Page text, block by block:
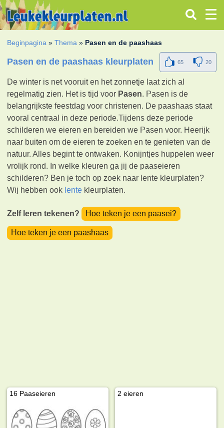
Beginpagina »Thema » Pasen en de paashaas
Pasen en de paashaas kleurplaten 65 20
De winter is net vooruit en het zonnetje laat zich al
regelmatig zien. Het is tijd voor Pasen. Pasen is de
belangrijkste feestdag voor christenen. De paashaas staat
vooral centraal in deze periode.Tijdens deze periode
schilderen we eieren en bereiden we Pasen voor. Heerijk
naar buiten om de eieren te zoeken en te genieten van de
natuur. Alles begint te ontwaken. Konijntjes huppelen weer
vrolijk rond. In welke kleuren ga jij de paaseieren
schilderen? Ben je toch op zoek naar lente kleurplaten?
Wij hebben ook lente kleurplaten.
Zelf leren tekenen? Hoe teken je een paasei?
Hoe teken je een paashaas
16 Paaseieren 2 eieren